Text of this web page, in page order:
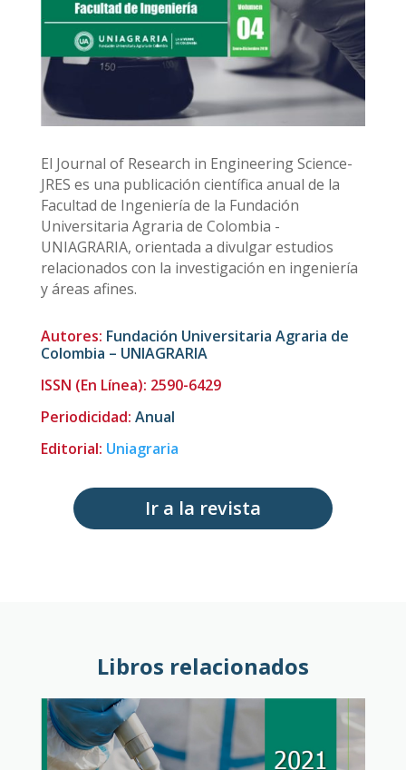
El Journal of Research in Engineering Science-
JRES es una publicación científica anual de la
Facultad de Ingeniería de la Fundación
Universitaria Agraria de Colombia -
UNIAGRARIA, orientada a divulgar estudios
relacionados con la investigación en ingeniería
y áreas afines.
Autores: Fundación Universitaria Agraria de
Colombia – UNIAGRARIA
ISSN (En Línea): 2590-6429
Periodicidad: Anual
Editorial: Uniagraria
Ir a la revista
Libros relacionados